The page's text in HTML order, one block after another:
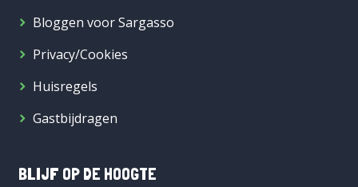
Bloggen voor Sargasso
Privacy/Cookies
Huisregels
Gastbijdragen
BLIJF OP DE HOOGTE